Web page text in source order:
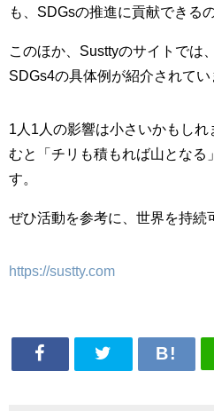
も、SDGsの推進に貢献できる
このほか、Susttyのサイトでは
SDGs4の具体例が紹介されてい
1人1人の影響は小さいかもし
むと「チリも積もれば山となる
す。
ぜひ活動を参考に、世界を持続
https://sustty.com